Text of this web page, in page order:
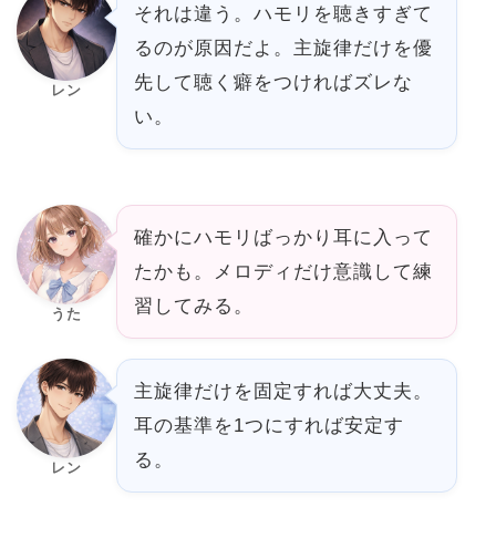
レン
それは違う。ハモリを聴きすぎて
るのが原因だよ。主旋律だけを優
先して聴く癖をつければズレな
い。
うた
確かにハモリばっかり耳に入って
たかも。メロディだけ意識して練
習してみる。
レン
主旋律だけを固定すれば大丈夫。
耳の基準を1つにすれば安定す
る。